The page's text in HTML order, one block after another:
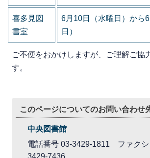
喜多見図
書室
6月10日（水曜日）から
日）
ご不便をおかけしますが、ご理解ご協
す。
このページについてのお問い合わせ
中央図書館
電話番号 03-3429-1811 ファクシ